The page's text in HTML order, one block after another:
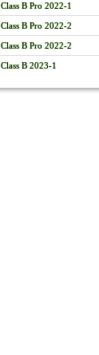
Class B Pro 2022-1
Class B Pro 2022-2
Class B Pro 2022-2
Class B 2023-1